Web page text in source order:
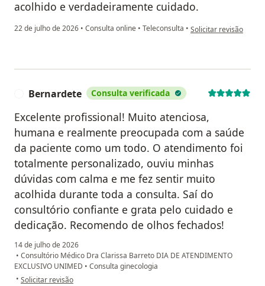
acolhido e verdadeiramente cuidado.
22 de julho de 2026 • Consulta online • Teleconsulta • na opinião do
Solicitar revisão
Bernardete Consulta verificada
Excelente profissional! Muito atenciosa,
humana e realmente preocupada com a saúde
da paciente como um todo. O atendimento foi
totalmente personalizado, ouviu minhas
dúvidas com calma e me fez sentir muito
acolhida durante toda a consulta. Saí do
consultório confiante e grata pelo cuidado e
dedicação. Recomendo de olhos fechados!
14 de julho de 2026
• Consultório Médico Dra Clarissa Barreto DIA DE ATENDIMENTO
EXCLUSIVO UNIMED • Consulta ginecologia
• na opinião do utilizador Bernardete
Solicitar revisão